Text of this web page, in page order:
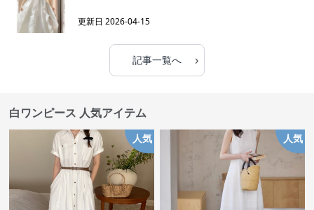
更新日2026-04-15
記事一覧へ ›
白ワンピース 人気アイテム
人気 人気